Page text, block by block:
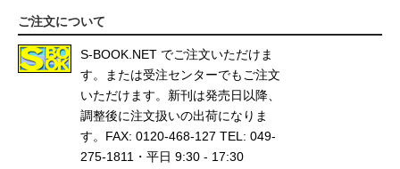
ご注文について
S-BOOK.NET でご注文いただけま
す。または受注センターでもご注文
いただけます。新刊は発売日以降、
調整後に注文扱いの出荷になりま
す。FAX: 0120-468-127 TEL: 049-
275-1811・平日 9:30 - 17:30